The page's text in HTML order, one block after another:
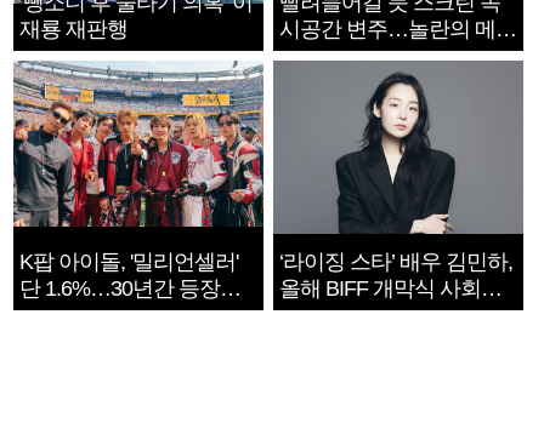
재룡 재판행
시공간 변주…놀란의 메시
지는 ‘전쟁 속죄’
K팝 아이돌, '밀리언셀러'
단 1.6%…30년간 등장
1182개팀 전수조사
‘라이징 스타’ 배우 김민하,
올해 BIFF 개막식 사회자
확정